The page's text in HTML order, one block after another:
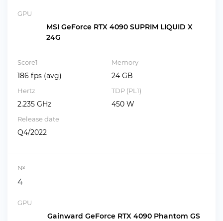
GPU
MSI GeForce RTX 4090 SUPRIM LIQUID X
24G
Score1
186 fps (avg)
Memory
24 GB
Hertz
2.235 GHz
TDP (PL1)
450 W
Release date
Q4/2022
№
4
GPU
Gainward GeForce RTX 4090 Phantom GS